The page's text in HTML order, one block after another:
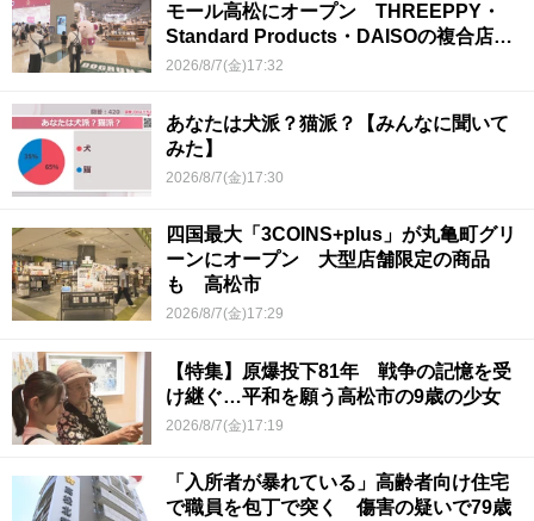
モール高松にオープン THREEPPY・
Standard Products・DAISOの複合店は
香川県初
2026/8/7(金)17:32
あなたは犬派？猫派？【みんなに聞いて
みた】
2026/8/7(金)17:30
四国最大「3COINS+plus」が丸亀町グリ
ーンにオープン 大型店舗限定の商品
も 高松市
2026/8/7(金)17:29
【特集】原爆投下81年 戦争の記憶を受
け継ぐ…平和を願う高松市の9歳の少女
2026/8/7(金)17:19
「入所者が暴れている」高齢者向け住宅
で職員を包丁で突く 傷害の疑いで79歳